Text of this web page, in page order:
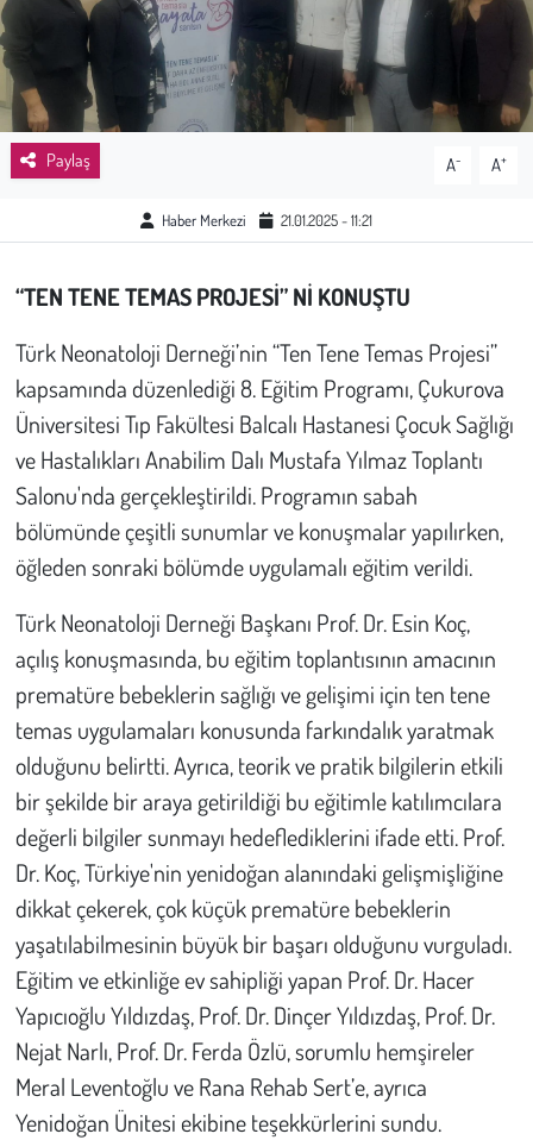
Paylaş A- A+
Haber Merkezi 21.01.2025 - 11:21
“TEN TENE TEMAS PROJESİ” Nİ KONUŞTU
Türk Neonatoloji Derneği’nin “Ten Tene Temas Projesi”
kapsamında düzenlediği 8. Eğitim Programı, Çukurova
Üniversitesi Tıp Fakültesi Balcalı Hastanesi Çocuk Sağlığı
ve Hastalıkları Anabilim Dalı Mustafa Yılmaz Toplantı
Salonu'nda gerçekleştirildi. Programın sabah
bölümünde çeşitli sunumlar ve konuşmalar yapılırken,
öğleden sonraki bölümde uygulamalı eğitim verildi.
Türk Neonatoloji Derneği Başkanı Prof. Dr. Esin Koç,
açılış konuşmasında, bu eğitim toplantısının amacının
prematüre bebeklerin sağlığı ve gelişimi için ten tene
temas uygulamaları konusunda farkındalık yaratmak
olduğunu belirtti. Ayrıca, teorik ve pratik bilgilerin etkili
bir şekilde bir araya getirildiği bu eğitimle katılımcılara
değerli bilgiler sunmayı hedeflediklerini ifade etti. Prof.
Dr. Koç, Türkiye'nin yenidoğan alanındaki gelişmişliğine
dikkat çekerek, çok küçük prematüre bebeklerin
yaşatılabilmesinin büyük bir başarı olduğunu vurguladı.
Eğitim ve etkinliğe ev sahipliği yapan Prof. Dr. Hacer
Yapıcıoğlu Yıldızdaş, Prof. Dr. Dinçer Yıldızdaş, Prof. Dr.
Nejat Narlı, Prof. Dr. Ferda Özlü, sorumlu hemşireler
Meral Leventoğlu ve Rana Rehab Sert’e, ayrıca
Yenidoğan Ünitesi ekibine teşekkürlerini sundu.
Emek
Spor
Çocuk
Hayvan Hakları
Çevre
Galeri
Günün İçinden
Vefat İlanları
Tarih
Hukuk
Tarım
Son Dakika
Kent
Eğlence